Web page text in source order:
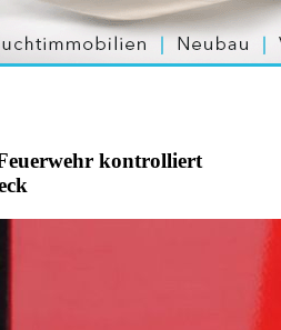
kontrolliert